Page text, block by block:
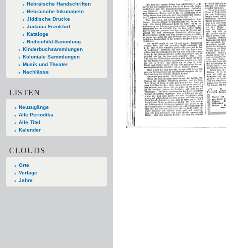
Hebräische Handschriften
Hebräische Inkunabeln
Jiddische Drucke
Judaica Frankfurt
Kataloge
Rothschild-Sammlung
Kinderbuchsammlungen
Koloniale Sammlungen
Musik und Theater
Nachlässe
LISTEN
Neuzugänge
Alle Periodika
Alle Titel
Kalender
CLOUDS
Orte
Verlage
Jahre